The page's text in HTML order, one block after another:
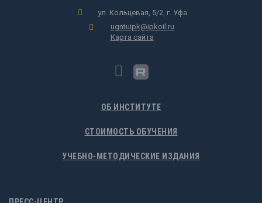
ул. Кольцевая, 5/2, г. Уфа
ugntuipk@ipkoil.ru
Карта сайта
ОБ ИНСТИТУТЕ
СТОИМОСТЬ ОБУЧЕНИЯ
УЧЕБНО-МЕТОДИЧЕСКИЕ ИЗДАНИЯ